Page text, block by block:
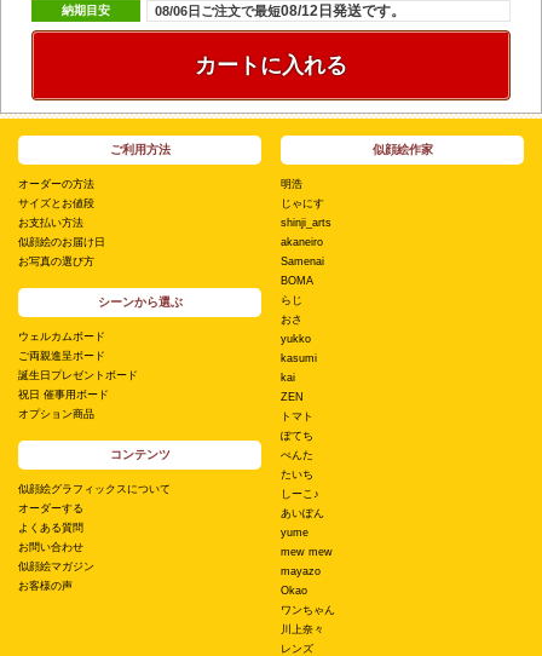
納期目安 08/06日ご注文で最短08/12日発送です。
カートに入れる
ご利用方法
オーダーの方法
サイズとお値段
お支払い方法
似顔絵のお届け日
お写真の選び方
シーンから選ぶ
ウェルカムボード
ご両親進呈ボード
誕生日プレゼントボード
祝日 催事用ボード
オプション商品
コンテンツ
似顔絵グラフィックスについて
オーダーする
よくある質問
お問い合わせ
似顔絵マガジン
お客様の声
似顔絵作家
明浩
じゃにす
shinji_arts
akaneiro
Samenai
BOMA
らじ
おさ
yukko
kasumi
kai
ZEN
トマト
ぽてち
ぺんた
たいち
しーこ♪
あいぽん
yume
mew mew
mayazo
Okao
ワンちゃん
川上奈々
レンズ